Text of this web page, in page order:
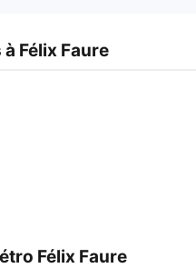
Félix Faure
Félix Faure